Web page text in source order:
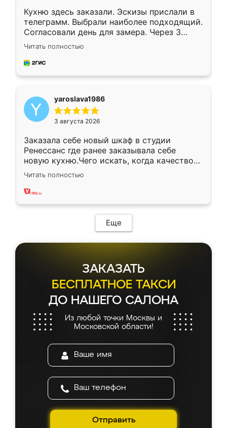
Кухню здесь заказали. Эскизы прислали в
телеграмм. Выбрали наиболее подходящий.
Согласовали день для замера. Через 3
недели кухня была уже готова. Остались
довольны работой. Спасибо Ренессанс
мебель за качественную работу!
Читать полностью
yaroslava1986
3 августа 2026
Заказала себе новый шкаф в студии
Ренессанс где ранее заказывала себе
новую кухню.Чего искать, когда качеством
вполне довольна. Служит кухня уже почти
два года, нареканий нет.
Читать полностью
Еще
ЗАКАЗАТЬ
БЕСПЛАТНОЕ ТАКСИ
ДО НАШЕГО САЛОНА
Из любой точки Москвы и
Московской области!
Отправить